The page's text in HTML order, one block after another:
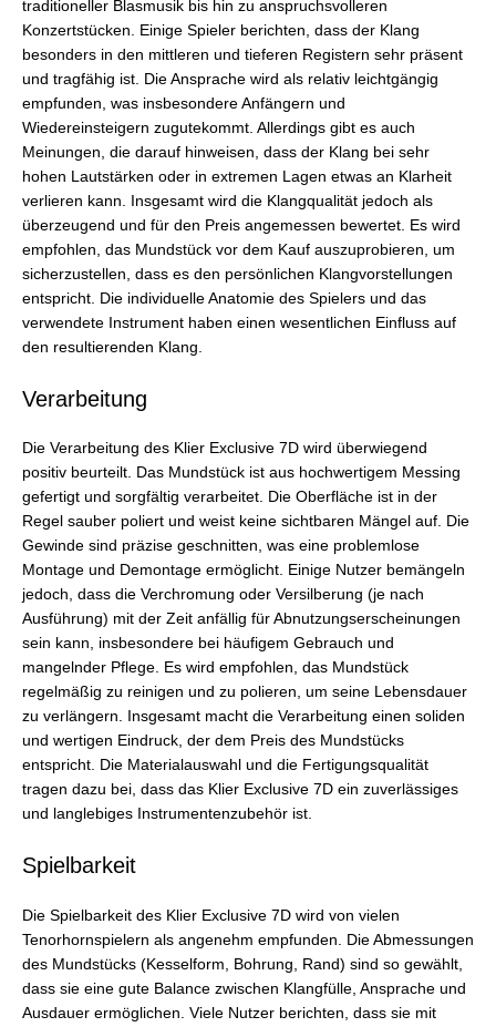
traditioneller Blasmusik bis hin zu anspruchsvolleren
Konzertstücken. Einige Spieler berichten, dass der Klang
besonders in den mittleren und tieferen Registern sehr präsent
und tragfähig ist. Die Ansprache wird als relativ leichtgängig
empfunden, was insbesondere Anfängern und
Wiedereinsteigern zugutekommt. Allerdings gibt es auch
Meinungen, die darauf hinweisen, dass der Klang bei sehr
hohen Lautstärken oder in extremen Lagen etwas an Klarheit
verlieren kann. Insgesamt wird die Klangqualität jedoch als
überzeugend und für den Preis angemessen bewertet. Es wird
empfohlen, das Mundstück vor dem Kauf auszuprobieren, um
sicherzustellen, dass es den persönlichen Klangvorstellungen
entspricht. Die individuelle Anatomie des Spielers und das
verwendete Instrument haben einen wesentlichen Einfluss auf
den resultierenden Klang.
Verarbeitung
Die Verarbeitung des Klier Exclusive 7D wird überwiegend
positiv beurteilt. Das Mundstück ist aus hochwertigem Messing
gefertigt und sorgfältig verarbeitet. Die Oberfläche ist in der
Regel sauber poliert und weist keine sichtbaren Mängel auf. Die
Gewinde sind präzise geschnitten, was eine problemlose
Montage und Demontage ermöglicht. Einige Nutzer bemängeln
jedoch, dass die Verchromung oder Versilberung (je nach
Ausführung) mit der Zeit anfällig für Abnutzungserscheinungen
sein kann, insbesondere bei häufigem Gebrauch und
mangelnder Pflege. Es wird empfohlen, das Mundstück
regelmäßig zu reinigen und zu polieren, um seine Lebensdauer
zu verlängern. Insgesamt macht die Verarbeitung einen soliden
und wertigen Eindruck, der dem Preis des Mundstücks
entspricht. Die Materialauswahl und die Fertigungsqualität
tragen dazu bei, dass das Klier Exclusive 7D ein zuverlässiges
und langlebiges Instrumentenzubehör ist.
Spielbarkeit
Die Spielbarkeit des Klier Exclusive 7D wird von vielen
Tenorhornspielern als angenehm empfunden. Die Abmessungen
des Mundstücks (Kesselform, Bohrung, Rand) sind so gewählt,
dass sie eine gute Balance zwischen Klangfülle, Ansprache und
Ausdauer ermöglichen. Viele Nutzer berichten, dass sie mit